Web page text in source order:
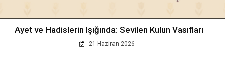
Ayet ve Hadislerin Işığında: Sevilen Kulun Vasıfları
21 Haziran 2026